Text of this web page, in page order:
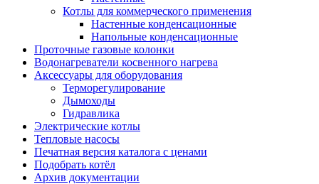
Котлы для коммерческого применения
Настенные конденсационные
Напольные конденсационные
Проточные газовые колонки
Водонагреватели косвенного нагрева
Аксессуары для оборудования
Терморегулирование
Дымоходы
Гидравлика
Электрические котлы
Тепловые насосы
Печатная версия каталога с ценами
Подобрать котёл
Архив документации